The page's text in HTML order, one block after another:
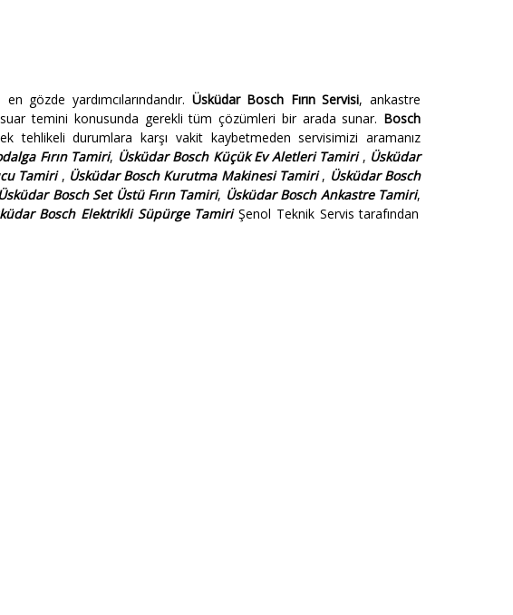
gözde yardımcılarındandır. Üsküdar Bosch Fırın Servisi, ankastre
temini konusunda gerekli tüm çözümleri bir arada sunar. Bosch
tehlikeli durumlara karşı vakit kaybetmeden servisimizi aramanız
Fırın Tamiri, Üsküdar Bosch Küçük Ev Aletleri Tamiri , Üsküdar
Tamiri , Üsküdar Bosch Kurutma Makinesi Tamiri, Üsküdar Bosch
Üsküdar Bosch Set Üstü Fırın Tamiri, Üsküdar Bosch Ankastre Tamiri,
Bosch Elektrikli Süpürge TamiriŞenol Teknik Servis tarafından